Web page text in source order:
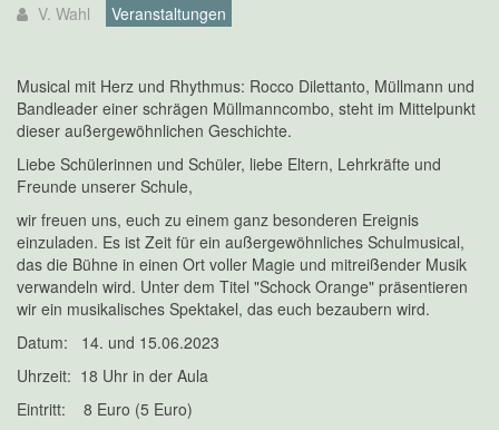
V. Wahl Veranstaltungen
Musical mit Herz und Rhythmus: Rocco Dilettanto, Müllmann und
Bandleader einer schrägen Müllmanncombo, steht im Mittelpunkt
dieser außergewöhnlichen Geschichte.
Liebe Schülerinnen und Schüler, liebe Eltern, Lehrkräfte und
Freunde unserer Schule,
wir freuen uns, euch zu einem ganz besonderen Ereignis
einzuladen. Es ist Zeit für ein außergewöhnliches Schulmusical,
das die Bühne in einen Ort voller Magie und mitreißender Musik
verwandeln wird. Unter dem Titel "Schock Orange" präsentieren
wir ein musikalisches Spektakel, das euch bezaubern wird.
Datum: 14. und 15.06.2023
Uhrzeit: 18 Uhr in der Aula
Eintritt: 8 Euro (5 Euro)